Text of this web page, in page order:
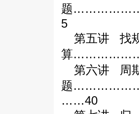
题
5
第五讲
找
算
第六讲
周
题
……40